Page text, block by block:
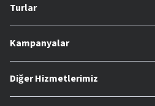
Turlar
Kampanyalar
Diğer Hizmetlerimiz